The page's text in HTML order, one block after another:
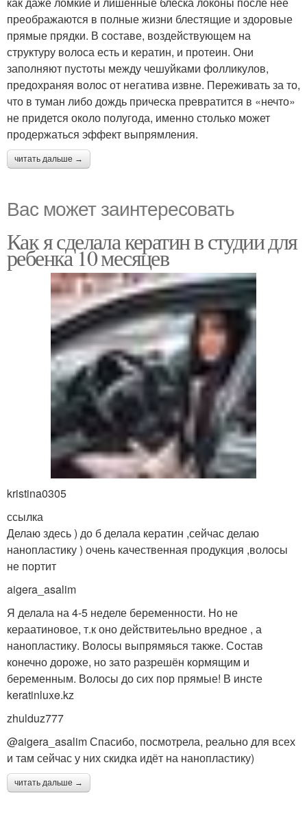
преображаются в полные жизни блестящие и здоровые
прямые прядки. В составе, воздействующем на
структуру волоса есть и кератин, и протеин. Они
заполняют пустоты между чешуйками фолликулов,
предохраняя волос от негатива извне. Переживать за то,
что в туман либо дождь прическа превратится в «нечто»
не придется около полугода, именно столько может
продержаться эффект выпрямления.
читать дальше →
Вас может заинтересовать
Как я сделала кератин в студии для
ребенка 10 месяцев
kristina0305
ссылка
Делаю здесь ) до б делала кератин ,сейчас делаю
нанопластику ) очень качественная продукция ,волосы
не портит
aigera_asalim
Я делала на 4-5 неделе беременности. Но не
кераатиновое, т.к оно действитеьльно вредное , а
нанопластику. Волосы выпрямяься также. Состав
конечно дороже, но зато разрешён кормящим и
беременным. Волосы до сих пор прямые! В инсте
keratinluxe.kz
zhulduz777
@aigera_asalim Спасибо, посмотрела, реально для всех
и там сейчас у них скидка идёт на нанопластику)
читать дальше →